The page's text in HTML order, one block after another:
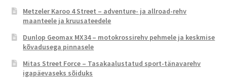
Metzeler Karoo 4 Street – adventure- ja allroad-rehv
maanteele ja kruusateedele
Dunlop Geomax MX34 – motokrossirehv pehmele ja keskmise
kõvadusega pinnasele
Mitas Street Force – Tasakaalustatud sport-tänavarehv
igapäevaseks sõiduks